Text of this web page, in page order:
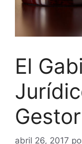
El
abril 26, 2017